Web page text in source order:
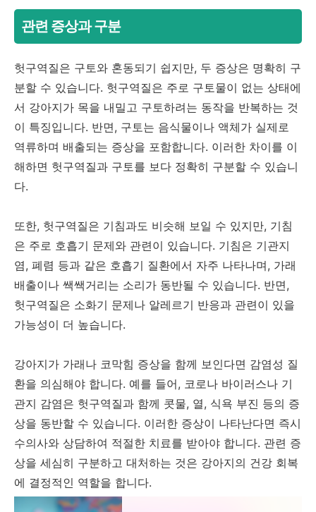
관련 증상과 구분
헛구역질은 구토와 혼동되기 쉽지만, 두 증상은 명확히 구
분할 수 있습니다. 헛구역질은 주로 구토물이 없는 상태에
서 강아지가 목을 내밀고 구토하려는 동작을 반복하는 것
이 특징입니다. 반면, 구토는 음식물이나 액체가 실제로
역류하며 배출되는 증상을 포함합니다. 이러한 차이를 이
해하면 헛구역질과 구토를 보다 정확히 구분할 수 있습니
다.
또한, 헛구역질은 기침과도 비슷해 보일 수 있지만, 기침
은 주로 호흡기 문제와 관련이 있습니다. 기침은 기관지
염, 폐렴 등과 같은 호흡기 질환에서 자주 나타나며, 가래
배출이나 쌕쌕거리는 소리가 동반될 수 있습니다. 반면,
헛구역질은 소화기 문제나 알레르기 반응과 관련이 있을
가능성이 더 높습니다.
강아지가 가래나 코막힘 증상을 함께 보인다면 감염성 질
환을 의심해야 합니다. 예를 들어, 코로나 바이러스나 기
관지 감염은 헛구역질과 함께 콧물, 열, 식욕 부진 등의 증
상을 동반할 수 있습니다. 이러한 증상이 나타난다면 즉시
수의사와 상담하여 적절한 치료를 받아야 합니다. 관련 증
상을 세심히 구분하고 대처하는 것은 강아지의 건강 회복
에 결정적인 역할을 합니다.